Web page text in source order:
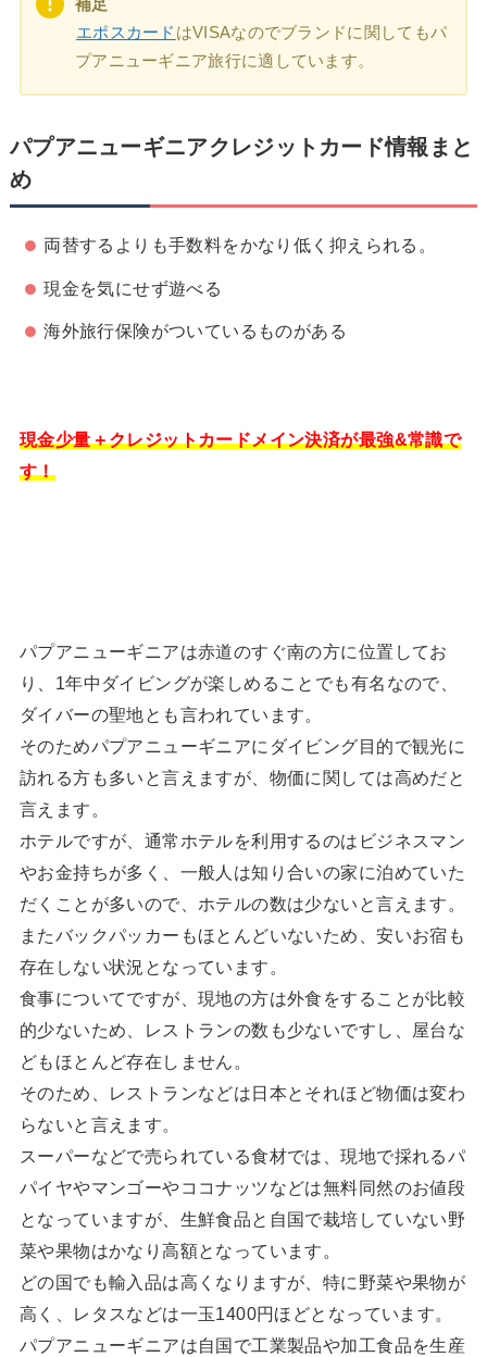
補足
エポスカード はVISAなのでブランドに関してもパ
プアニューギニア旅行に適しています。
パプアニューギニアクレジットカード情報まと
め
両替するよりも手数料をかなり低く抑えられる。
現金を気にせず遊べる
海外旅行保険がついているものがある
現金少量＋クレジットカードメイン決済が最強&常識で
す！
パプアニューギニアは赤道のすぐ南の方に位置してお
り、1年中ダイビングが楽しめることでも有名なので、
ダイバーの聖地とも言われています。
そのためパプアニューギニアにダイビング目的で観光に
訪れる方も多いと言えますが、物価に関しては高めだと
言えます。
ホテルですが、通常ホテルを利用するのはビジネスマン
やお金持ちが多く、一般人は知り合いの家に泊めていた
だくことが多いので、ホテルの数は少ないと言えます。
またバックパッカーもほとんどいないため、安いお宿も
存在しない状況となっています。
食事についてですが、現地の方は外食をすることが比較
的少ないため、レストランの数も少ないですし、屋台な
どもほとんど存在しません。
そのため、レストランなどは日本とそれほど物価は変わ
らないと言えます。
スーパーなどで売られている食材では、現地で採れるパ
パイヤやマンゴーやココナッツなどは無料同然のお値段
となっていますが、生鮮食品と自国で栽培していない野
菜や果物はかなり高額となっています。
どの国でも輸入品は高くなりますが、特に野菜や果物が
高く、レタスなどは一玉1400円ほどとなっています。
パプアニューギニアは自国で工業製品や加工食品を生産